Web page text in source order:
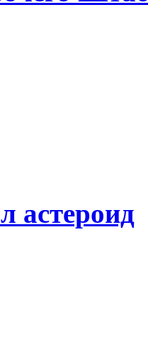
астероид